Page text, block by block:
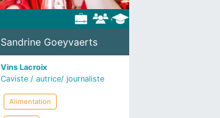
Sandrine Goeyvaerts
Vins Lacroix
Caviste / autrice/ journaliste
Alimentation